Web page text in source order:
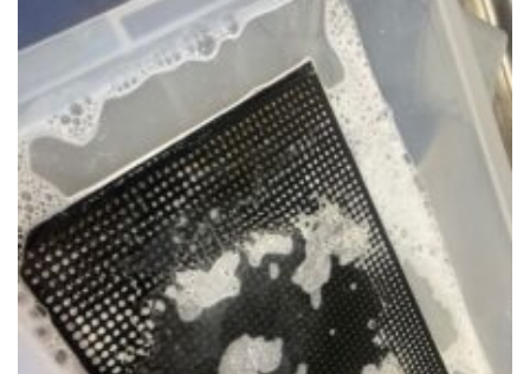
トイレクリーニング
クリニック施設専門清掃
除菌清掃
空気清浄機クリーニング
その他のお掃除